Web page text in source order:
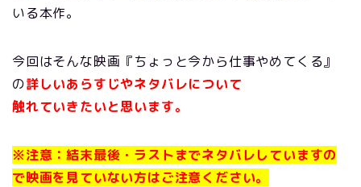
いる本作。
今回はそんな映画『ちょっと今から仕事やめてくる』
の詳しいあらすじやネタバレについて
触れていきたいと思います。
※注意：結末最後・ラストまでネタバレしていますの
で映画を見ていない方はご注意ください。